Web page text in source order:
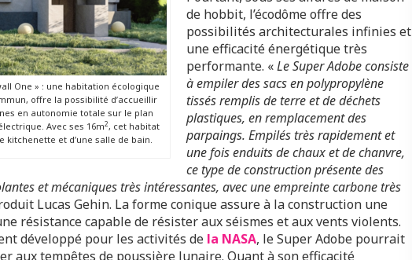
One » : une habitation écologique
offre la possibilité d’accueillir
en autonomie totale sur le plan
Avec ses 16m2, cet habitat
kitchenette et d’une salle de bain.
de hobbit, l’écodôme offre des
possibilités architecturales infinies et
une efficacité énergétique très
performante. «Le Super Adobe consiste
à empiler des sacs en polypropylène
tissés remplis de terre et de déchets
plastiques, en remplacement des
parpaings. Empilés très rapidement et
une fois enduits de chaux et de chanvre,
ce type de construction présente des
et mécaniques très intéressantes, avec une empreinte carbone très
Lucas Gehin. La forme conique assure à la construction une
résistance capable de résister aux séismes et aux vents violents.
développé pour les activités de la NASA, le Super Adobe pourrait
aux tempêtes de poussière lunaire. Quant à son efficacité